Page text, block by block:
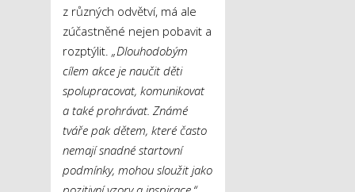
z různých odvětví, má ale
zúčastněné nejen pobavit a
rozptýlit. „Dlouhodobým
cílem akce je naučit děti
spolupracovat, komunikovat
a také prohrávat. Známé
tváře pak dětem, které často
nemají snadné startovní
podmínky, mohou sloužit jako